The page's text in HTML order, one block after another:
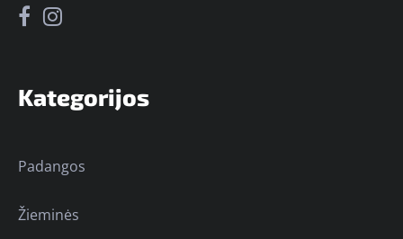
Kategorijos
Padangos
Žieminės